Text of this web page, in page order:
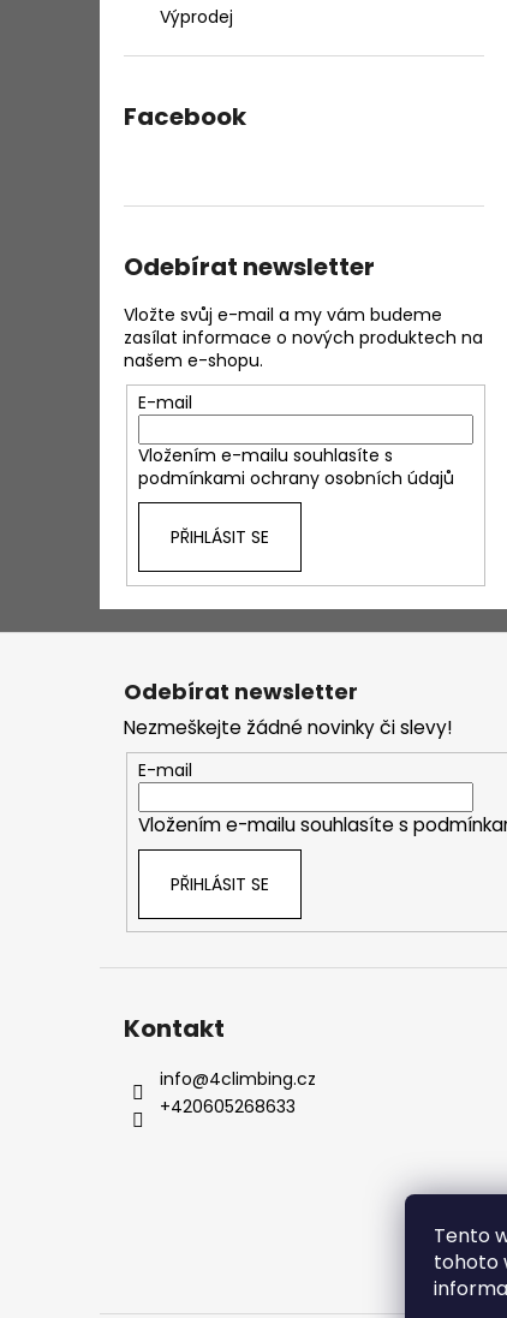
Tento
tohoto
Výprodej
Facebook
Odebírat newsletter
Vložte svůj e-mail a my vám budeme
zasílat informace o nových produktech na
našem e-shopu.
E-mail
Vložením e-mailu souhlasíte s
podmínkami ochrany osobních údajů
PŘIHLÁSIT SE
Z
Odebírat newsletter
Nezmeškejte žádné novinky či slevy!
E-mail
Vložením e-mailu souhlasíte s
PŘIHLÁSIT SE
Kontakt
info@4climbing.cz
+420605268633